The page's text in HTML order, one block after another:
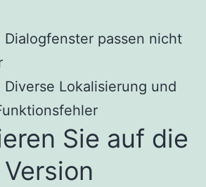
Dialogfenster passen nicht
Diverse Lokalisierung und
Sie auf die